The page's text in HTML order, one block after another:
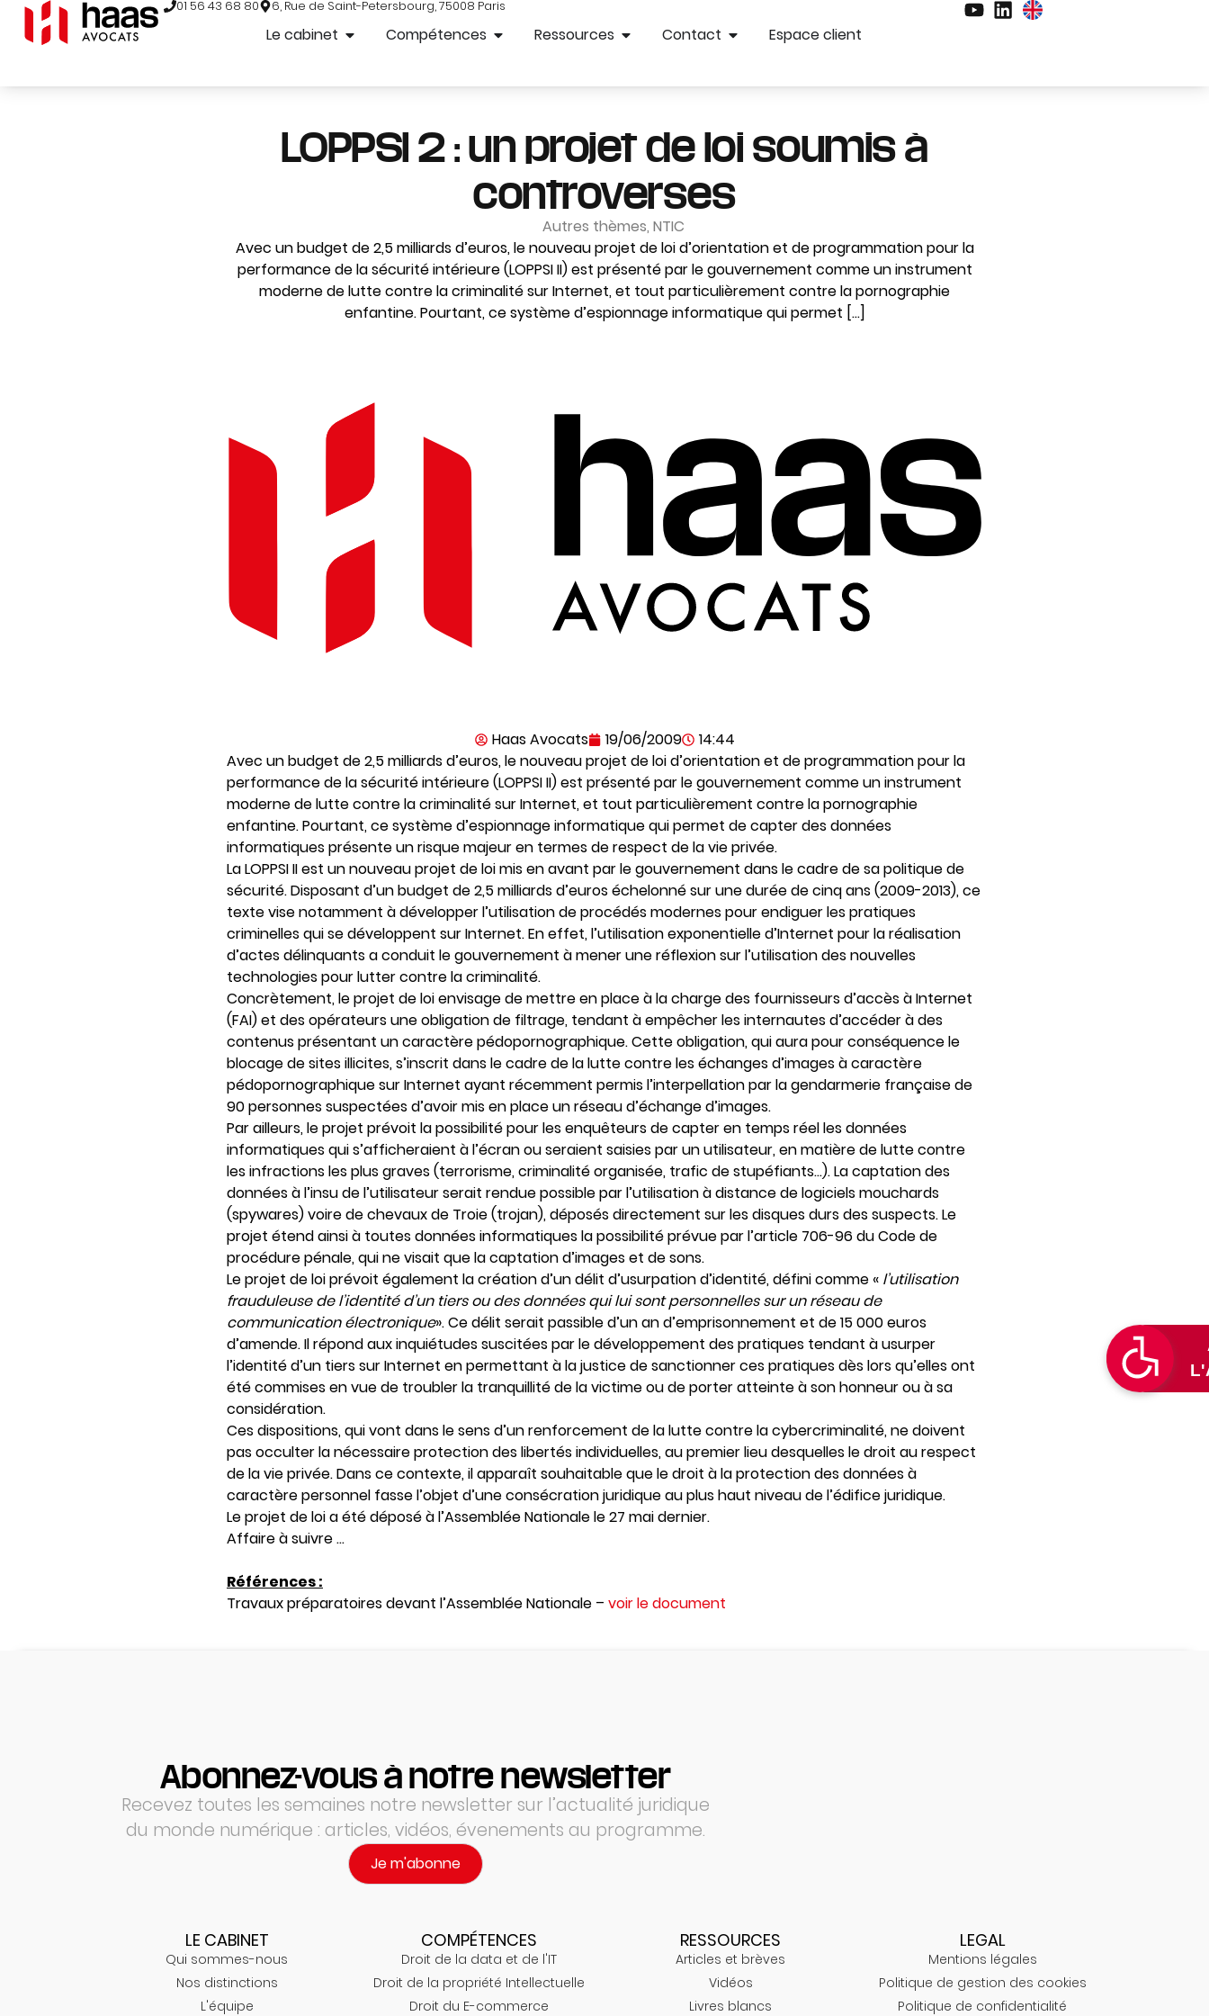
01 56 43 68 80 6, Rue de Saint-Petersbourg, 75008 Paris
Le cabinet Compétences Ressources Contact Espace client
LOPPSI 2 : un projet de loi soumis à
controverses
Autres thèmes, NTIC
Avec un budget de 2,5 milliards d’euros, le nouveau projet de loi d’orientation et de programmation pour la
performance de la sécurité intérieure (LOPPSI II) est présenté par le gouvernement comme un instrument
moderne de lutte contre la criminalité sur Internet, et tout particulièrement contre la pornographie
enfantine. Pourtant, ce système d’espionnage informatique qui permet […]
Haas Avocats 19/06/2009
14:44
Avec un budget de 2,5 milliards d’euros, le nouveau projet de loi d’orientation et de programmation pour la
performance de la sécurité intérieure (LOPPSI II) est présenté par le gouvernement comme un instrument
moderne de lutte contre la criminalité sur Internet, et tout particulièrement contre la pornographie
enfantine. Pourtant, ce système d’espionnage informatique qui permet de capter des données
informatiques présente un risque majeur en termes de respect de la vie privée.
La LOPPSI II est un nouveau projet de loi mis en avant par le gouvernement dans le cadre de sa politique de
sécurité. Disposant d’un budget de 2,5 milliards d’euros échelonné sur une durée de cinq ans (2009-2013), ce
texte vise notamment à développer l’utilisation de procédés modernes pour endiguer les pratiques
criminelles qui se développent sur Internet. En effet, l’utilisation exponentielle d’Internet pour la réalisation
d’actes délinquants a conduit le gouvernement à mener une réflexion sur l’utilisation des nouvelles
technologies pour lutter contre la criminalité.
Concrètement, le projet de loi envisage de mettre en place à la charge des fournisseurs d’accès à Internet
(FAI) et des opérateurs une obligation de filtrage, tendant à empêcher les internautes d’accéder à des
contenus présentant un caractère pédopornographique. Cette obligation, qui aura pour conséquence le
blocage de sites illicites, s’inscrit dans le cadre de la lutte contre les échanges d’images à caractère
pédopornographique sur Internet ayant récemment permis l’interpellation par la gendarmerie française de
90 personnes suspectées d’avoir mis en place un réseau d’échange d’images.
Par ailleurs, le projet prévoit la possibilité pour les enquêteurs de capter en temps réel les données
informatiques qui s’afficheraient à l’écran ou seraient saisies par un utilisateur, en matière de lutte contre
les infractions les plus graves (terrorisme, criminalité organisée, trafic de stupéfiants…). La captation des
données à l’insu de l’utilisateur serait rendue possible par l’utilisation à distance de logiciels mouchards
(spywares) voire de chevaux de Troie (trojan), déposés directement sur les disques durs des suspects. Le
projet étend ainsi à toutes données informatiques la possibilité prévue par l’article 706-96 du Code de
procédure pénale, qui ne visait que la captation d’images et de sons.
Le projet de loi prévoit également la création d’un délit d’usurpation d’identité, défini comme « l’utilisation
frauduleuse de l’identité d’un tiers ou des données qui lui sont personnelles sur un réseau de
communication électronique». Ce délit serait passible d’un an d’emprisonnement et de 15 000 euros
d’amende. Il répond aux inquiétudes suscitées par le développement des pratiques tendant à usurper
l’identité d’un tiers sur Internet en permettant à la justice de sanctionner ces pratiques dès lors qu’elles ont
été commises en vue de troubler la tranquillité de la victime ou de porter atteinte à son honneur ou à sa
considération.
Ces dispositions, qui vont dans le sens d’un renforcement de la lutte contre la cybercriminalité, ne doivent
pas occulter la nécessaire protection des libertés individuelles, au premier lieu desquelles le droit au respect
de la vie privée. Dans ce contexte, il apparaît souhaitable que le droit à la protection des données à
caractère personnel fasse l’objet d’une consécration juridique au plus haut niveau de l’édifice juridique.
Le projet de loi a été déposé à l’Assemblée Nationale le 27 mai dernier.
Affaire à suivre …
Références :
Travaux préparatoires devant l’Assemblée Nationale – voir le document
Abonnez-vous à notre newsletter
Recevez toutes les semaines notre newsletter sur l’actualité juridique
du monde numérique : articles, vidéos, évenements au programme.
Je m'abonne
LE CABINET
Qui sommes-nous
Nos distinctions
L'équipe
COMPÉTENCES
Droit de la data et de l'IT
Droit de la propriété Intellectuelle
Droit du E-commerce
RESSOURCES
Articles et brèves
Vidéos
Livres blancs
LEGAL
Mentions légales
Politique de gestion des cookies
Politique de confidentialité